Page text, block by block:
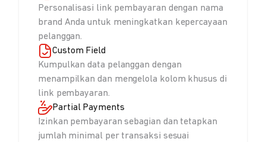
Personalisasi link pembayaran dengan nama
brand Anda untuk meningkatkan kepercayaan
pelanggan.
Custom Field
Kumpulkan data pelanggan dengan
menampilkan dan mengelola kolom khusus di
link pembayaran.
Partial Payments
Izinkan pembayaran sebagian dan tetapkan
jumlah minimal per transaksi sesuai